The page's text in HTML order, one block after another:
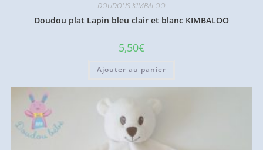
DOUDOUS KIMBALOO
Doudou plat Lapin bleu clair et blanc KIMBALOO
5,50€
Ajouter au panier